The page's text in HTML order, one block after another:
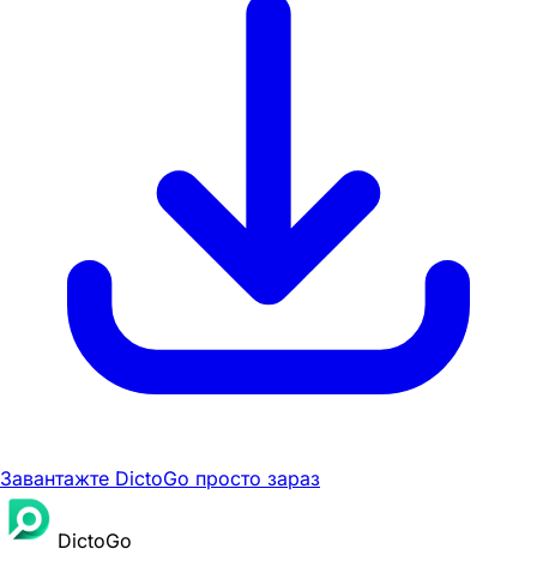
Завантажте DictoGo просто зараз
DictoGo